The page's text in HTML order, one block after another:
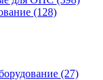
(128)
(27)